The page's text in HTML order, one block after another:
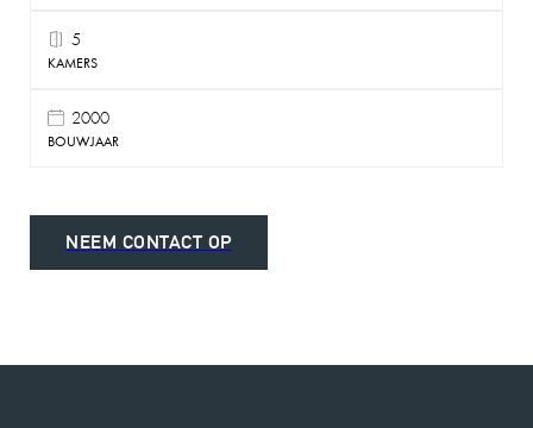
5
KAMERS
2000
BOUWJAAR
NEEM CONTACT OP